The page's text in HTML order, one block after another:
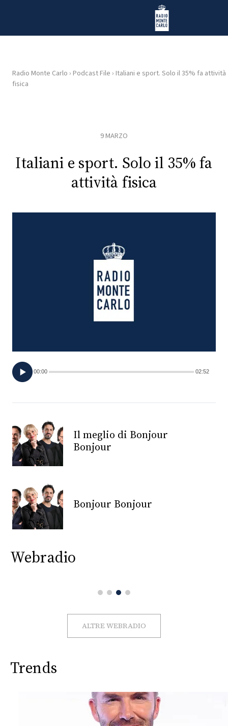
Radio Monte Carlo
HOME
RADIO
TV
PRINCIPATO
MONACO
RMC
CONSIGLIA
Radio Monte Carlo › Podcast File › Italiani e sport. Solo il 35% fa attività
fisica
9 MARZO
Italiani e sport. Solo il 35% fa
attività fisica
00:00 02:52
Il meglio di Bonjour
Bonjour
Bonjour Bonjour
Webradio
ALTRE WEBRADIO
Trends